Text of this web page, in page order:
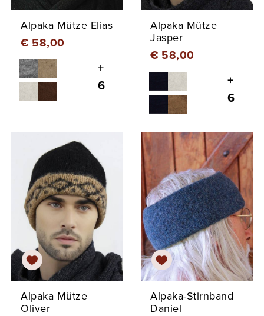
Alpaka Mütze Elias
€ 58,00
+
6
Alpaka Mütze
Jasper
€ 58,00
+
6
Alpaka Mütze
Oliver
Alpaka-Stirnband
Daniel